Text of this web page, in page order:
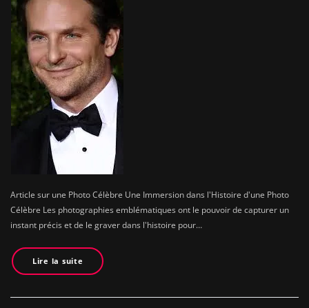
Article sur une Photo Célèbre Une Immersion dans l'Histoire d'une Photo
Célèbre Les photographies emblématiques ont le pouvoir de capturer un
instant précis et de le graver dans l'histoire pour…
Lire la suite